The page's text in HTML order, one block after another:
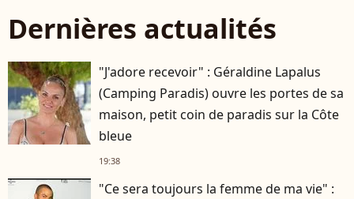
Dernières actualités
"J'adore recevoir" : Géraldine Lapalus
(Camping Paradis) ouvre les portes de sa
maison, petit coin de paradis sur la Côte
bleue
19:38
"Ce sera toujours la femme de ma vie" :